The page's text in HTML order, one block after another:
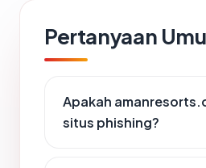
Pertanyaan
Apakah
situs phishing?